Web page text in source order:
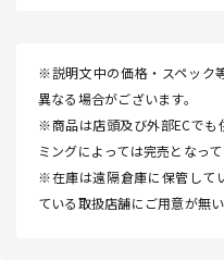
※説明文中の価格・スペック
異なる場合がございます。
※商品は店頭及び外部ECでも
ミングによっては完売となっ
※在庫は遠隔倉庫に保管して
ている取扱店舗にご用意が無